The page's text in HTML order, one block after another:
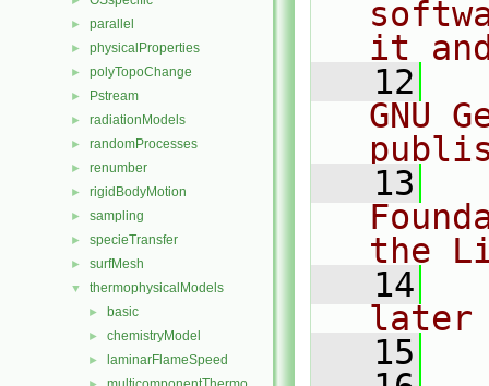
► parallel
► physicalProperties
► polyTopoChange
► Pstream
► radiationModels
► randomProcesses
► renumber
► rigidBodyMotion
► sampling
► specieTransfer
► surfMesh
▼ thermophysicalModels
► basic
► chemistryModel
► laminarFlameSpeed
it
   12
GNU
   13
the
   14
later
   15